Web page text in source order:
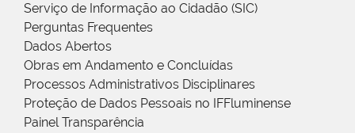
Serviço de Informação ao Cidadão (SIC)
Perguntas Frequentes
Dados Abertos
Obras em Andamento e Concluídas
Processos Administrativos Disciplinares
Proteção de Dados Pessoais no IFFluminense
Painel Transparência